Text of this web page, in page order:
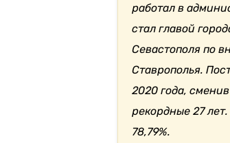
работал в
стал главой
Севастополя по
Ставрополья.
2020 года,
рекордные 27
78,79%.